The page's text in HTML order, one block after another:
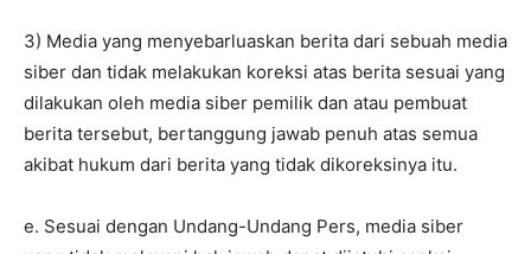
3) Media yang menyebarluaskan berita dari sebuah media
siber dan tidak melakukan koreksi atas berita sesuai yang
dilakukan oleh media siber pemilik dan atau pembuat
berita tersebut, bertanggung jawab penuh atas semua
akibat hukum dari berita yang tidak dikoreksinya itu.
e. Sesuai dengan Undang-Undang Pers, media siber